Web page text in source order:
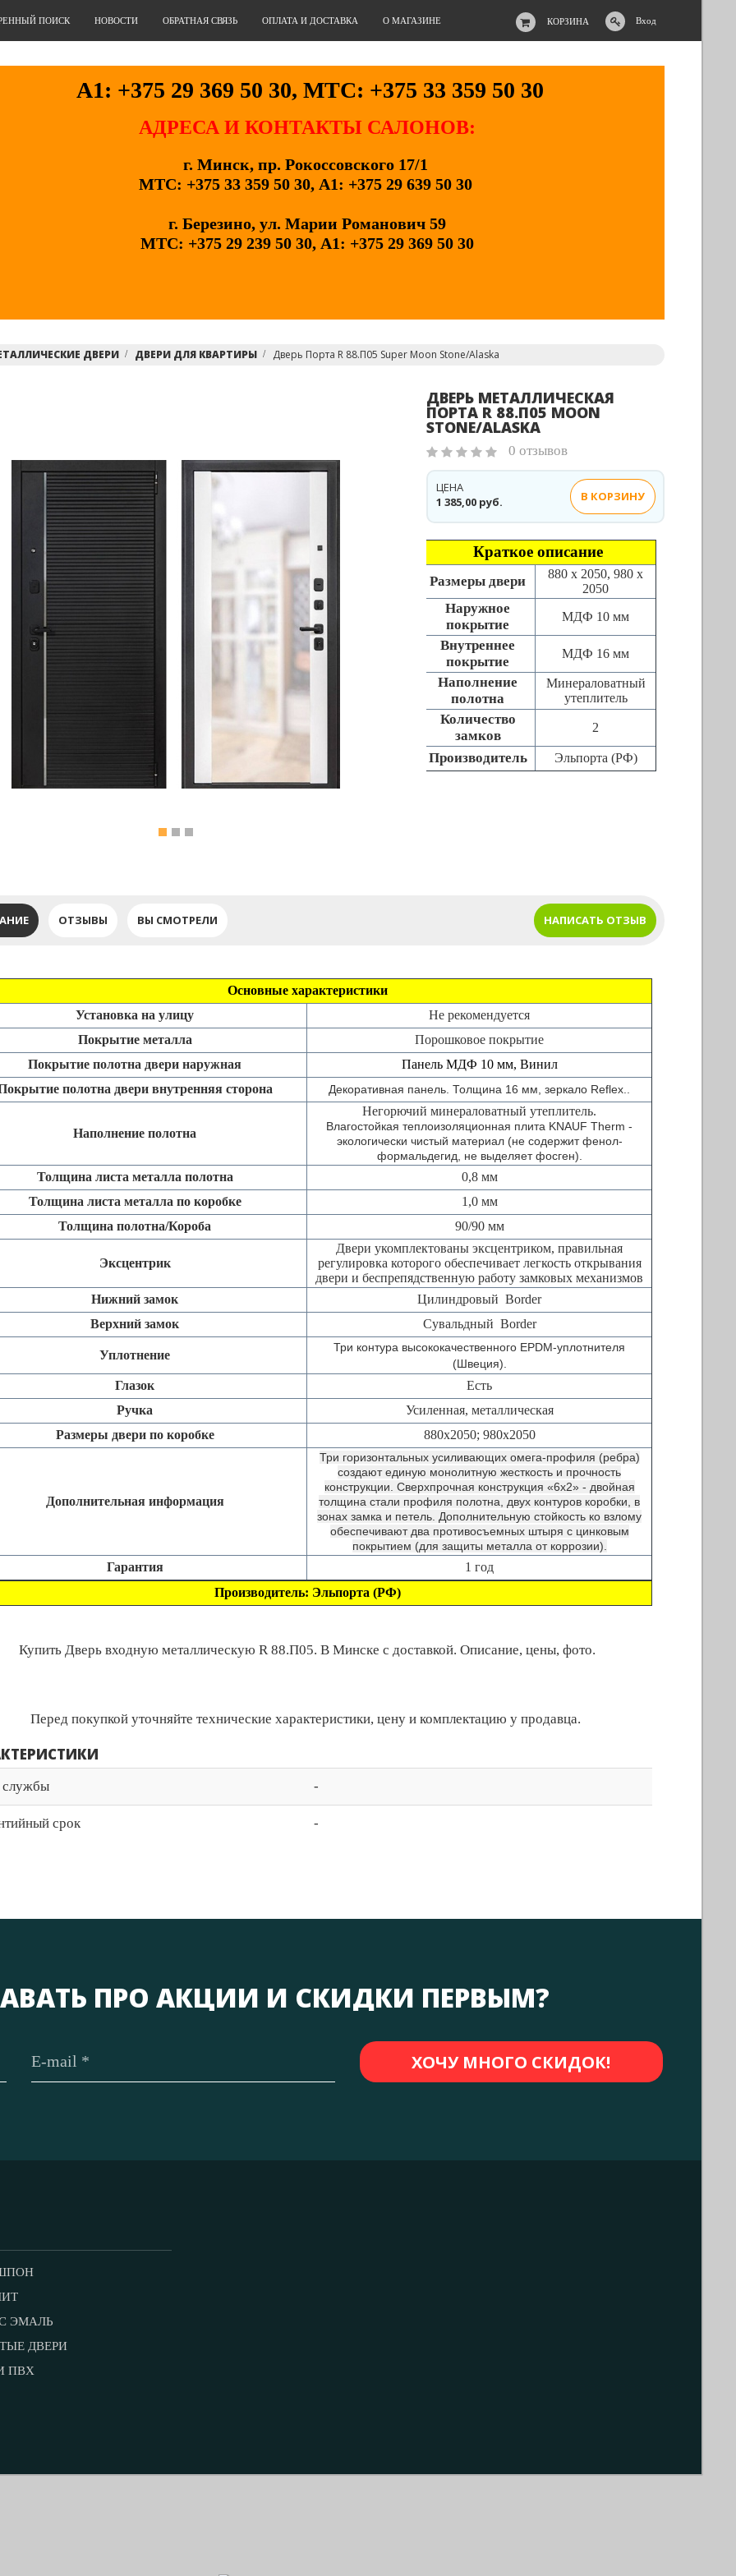
КОРЗИНА Вход
ПОИСК НОВОСТИ ОБРАТНАЯ СВЯЗЬ ОПЛАТА И ДОСТАВКА О МАГАЗИНЕ
А1: +375 29 369 50 30, МТС: +375 33 359 50 30
АДРЕСА И КОНТАКТЫ САЛОНОВ:
г. Минск, пр. Рокоссовского 17/1
МТС: +375 33 359 50 30, А1: +375 29 639 50 30
г. Березино, ул. Марии Романович 59
МТС: +375 29 239 50 30, А1: +375 29 369 50 30
ДВЕРИ ДВЕРИ ДЛЯ КВАРТИРЫ Дверь Порта R 88.П05 Super Moon Stone/Alaska
ДВЕРЬ МЕТАЛЛИЧЕСКАЯ
ПОРТА R 88.П05 MOON
STONE/ALASKA
0 отзывов
1 385,00 руб.
ЦЕНА
В КОРЗИНУ
Краткое описание
Размеры двери
880 х 2050, 980 х
2050
Наружное
покрытие
МДФ 10 мм
Внутреннее
покрытие
МДФ 16 мм
Наполнение
полотна
Минераловатный
утеплитель
Количество
замков
2
Производитель Эльпорта (РФ)
ОТЗЫВЫ НАПИСАТЬ ОТЗЫВ
ВЫ СМОТРЕЛИ
Основные характеристики
Установка на улицу
Не рекомендуется
Покрытие металла
Порошковое покрытие
Покрытие полотна двери наружная
Панель МДФ 10 мм, Винил
полотна двери внутренняя сторона
Декоративная панель. Толщина 16 мм, зеркало Reflex.
Наполнение полотна
Негорючий минераловатный утеплитель.
Влагостойкая теплоизоляционная плита KNAUF Therm -
экологически чистый материал (не содержит фенол-
формальдегид, не выделяет фосген).
Толщина листа металла полотна
0,8 мм
Толщина листа металла по коробке
1,0 мм
Толщина полотна/Короба
90/90 мм
Эксцентрик
Двери укомплектованы эксцентриком, правильная
регулировка которого обеспечивает легкость открывания
двери и беспрепядственную работу замковых механизмов
Нижний замок
Цилиндровый Border
Верхний замок
Сувальдный Border
Уплотнение
Три контура высококачественного EPDM-уплотнителя
(Швеция).
Глазок
Есть
Ручка
Усиленная, металлическая
Размеры двери по коробке
880х2050; 980х2050
Дополнительная информация
Три горизонтальных усиливающих омега-профиля (ребра)
создают единую монолитную жесткость и прочность
конструкции. Сверхпрочная конструкция «6x2» - двойная
толщина стали профиля полотна, двух контуров коробки, в
зонах замка и петель. Дополнительную стойкость ко взлому
обеспечивают два противосъемных штыря с цинковым
покрытием (для защиты металла от коррозии).
Гарантия
1 год
Производитель: Эльпорта (РФ)
Купить Дверь входную металлическую R 88.П05. В Минске с доставкой. Описание, цены, фото.
Перед покупкой уточняйте технические характеристики, цену и комплектацию у продавца.
службы -
срок -
ПРО АКЦИИ И СКИДКИ ПЕРВЫМ?
ЭМАЛЬ
ДВЕРИ
ПВХ